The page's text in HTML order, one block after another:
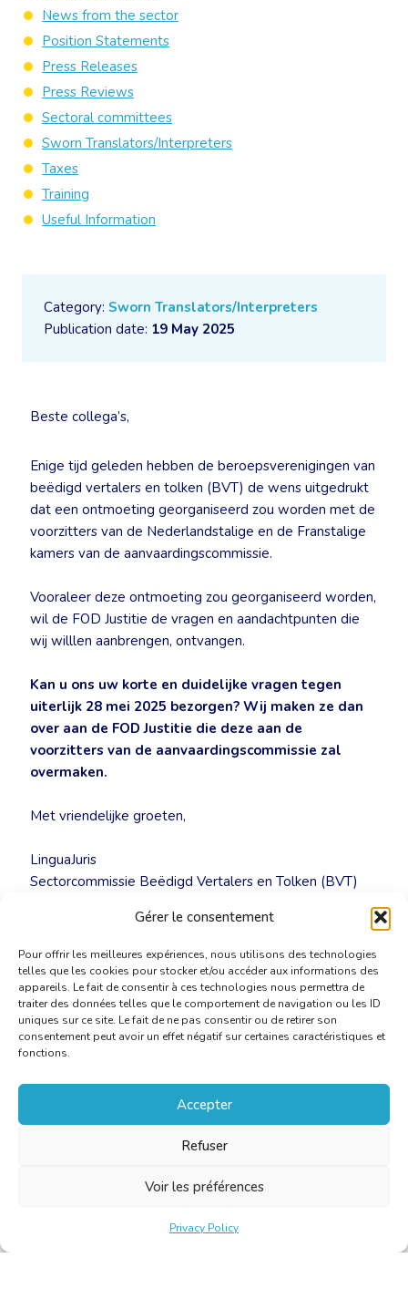
Gérer le consentement
Pour offrir les meilleures expériences, nous utilisons des technologies
telles que les cookies pour stocker et/ou accéder aux informations des
appareils. Le fait de consentir à ces technologies nous permettra de
traiter des données telles que le comportement de navigation ou les ID
uniques sur ce site. Le fait de ne pas consentir ou de retirer son
consentement peut avoir un effet négatif sur certaines caractéristiques et
fonctions.
Accepter
Refuser
Voir les préférences
Privacy Policy
Category: Sworn Translators/Interpreters
Publication date: 19 May 2025
Beste collega’s,
Enige tijd geleden hebben de beroepsverenigingen van
beëdigd vertalers en tolken (BVT) de wens uitgedrukt
dat een ontmoeting georganiseerd zou worden met de
voorzitters van de Nederlandstalige en de Franstalige
kamers van de aanvaardingscommissie.
Vooraleer deze ontmoeting zou georganiseerd worden,
wil de FOD Justitie de vragen en aandachtpunten die
wij willlen aanbrengen, ontvangen.
Kan u ons uw korte en duidelijke vragen tegen
uiterlijk 28 mei 2025 bezorgen? Wij maken ze dan
over aan de FOD Justitie die deze aan de
voorzitters van de aanvaardingscommissie zal
overmaken.
Met vriendelijke groeten,
LinguaJuris
Sectorcommissie Beëdigd Vertalers en Tolken (BVT)
Voor meer informatie: linguajuris@cbti-bkvt.org
News from the sector
Position Statements
Press Releases
Press Reviews
Sectoral committees
Sworn Translators/Interpreters
Taxes
Training
Useful Information